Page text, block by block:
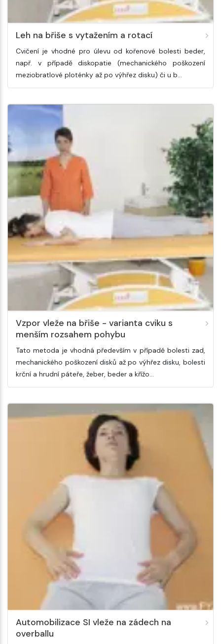
Leh na břiše s vytažením a rotací
Cvičení je vhodné pro úlevu od kořenové bolesti beder,
např. v případě diskopatie (mechanického poškození
meziobratlové ploténky až po výhřez disku) či u b…
Vzpor vleže na břiše - varianta cviku s
menším rozsahem pohybu
Tato metoda je vhodná především v případě bolesti zad,
mechanického poškození disků až po výhřez disku, bolesti
krční a hrudní páteře, žeber, beder a křížo…
Automobilizace SI vleže na zádech na
overballu